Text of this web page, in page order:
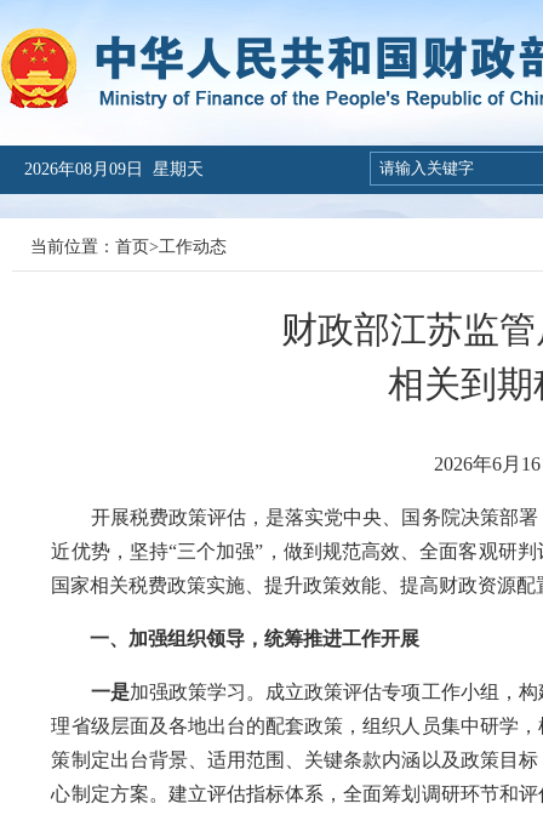
2026年08月09日 星期天
当前位置： 首页>工作动态
财政部江苏监
相关到
2026年6月
开展税费政策评估，是落实党中央、国务院决策部署
近优势，坚持“三个加强”，做到规范高效、全面客观研
国家相关税费政策实施、提升政策效能、提高财政资源
一、加强组织领导，统筹推进工作开展
一是加强政策学习。成立政策评估专项工作小组，
理省级层面及各地出台的配套政策，组织人员集中研学
策制定出台背景、适用范围、关键条款内涵以及政策目
心制定方案。建立评估指标体系，全面筹划调研环节和